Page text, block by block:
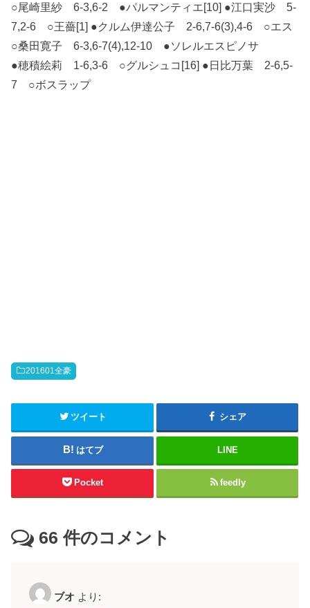
○尾崎里紗 6-3,6-2 ●パルマンティエ[10] ●江口実沙 5-
7,2-6 ○王薔[1] ●クルム伊達公子 2-6,7-6(3),4-6 ○エス
○桑田寛子 6-3,6-7(4),12-10 ●ソレルエスピノサ
●穂積絵莉 1-6,3-6 ○グルシュコ[16] ●日比万葉 2-6,5-
7 ○ボスラップ
201601全豪
ツイート シェア
はてブ LINE
Pocket feedly
66 件のコメント
ブオ より: